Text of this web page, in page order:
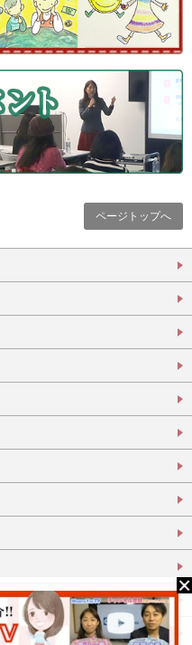
ページトップへ